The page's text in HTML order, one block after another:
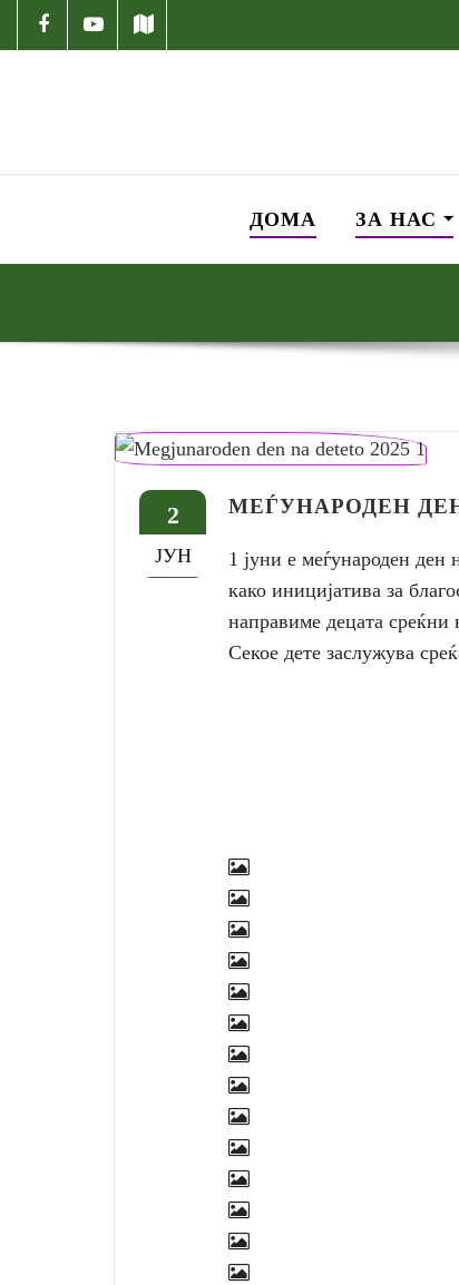
ДОМА ЗА НАС
2
ЈУН
МЕЃУНАРОДЕН
1 јуни е меѓународен ден
како иницијатива за
направиме децата среќни
Секое дете заслужува